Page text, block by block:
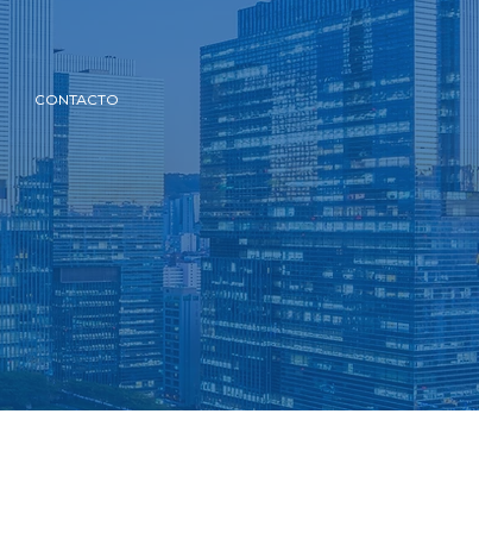
CONTACTO